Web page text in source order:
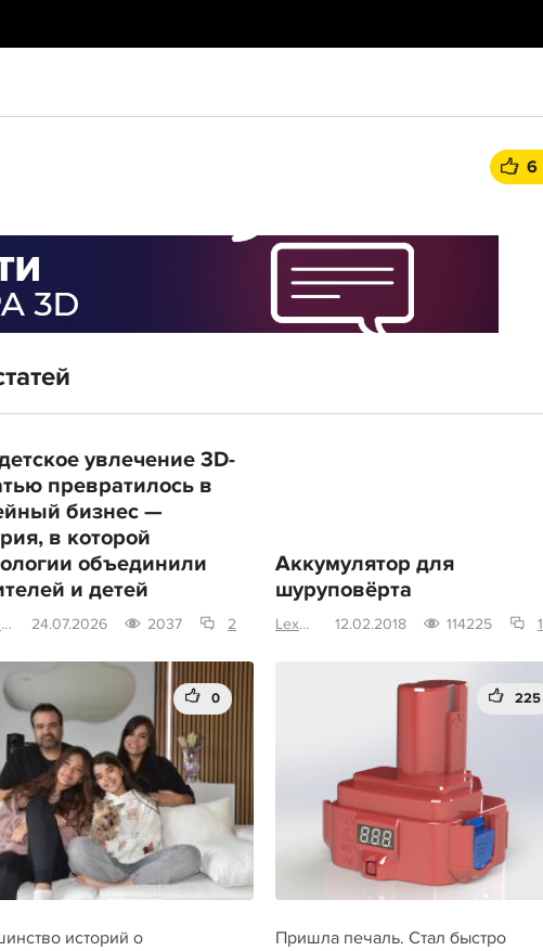
6
увлечение 3D-
превратилось в
бизнес —
в которой
объединили
и детей
iGo3D Россия 24.07.2026 2037 2
0
историй о
Аккумулятор для
шуруповёрта
LexNonScripta 12.02.2018 114225
225
Пришла печаль. Стал быстро